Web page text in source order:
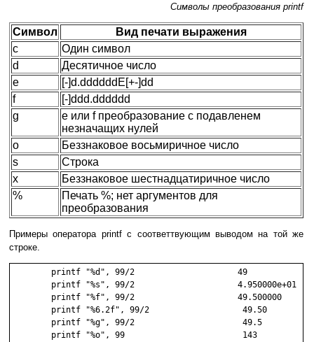
Символы преобразования printf
Символ
Вид печати выражения
c
Один символ
d
Десятичное число
e
[-]d.ddddddE[+-]dd
f
[-]ddd.dddddd
g
e или f преобразование с подавленем
незначащих нулей
o
Беззнаковое восьмиричное число
s
Строка
x
Беззнаковое шестнадцатиричное число
%
Печать %; нет аргументов для
преобразования
Примеры оператора printf с соответтвующим выводом на той же
строке.
        printf "%d", 99/2                     49
        printf "%s", 99/2                     4.950000e+01
        printf "%f", 99/2                     49.500000
        printf "%6.2f", 99/2                   49.50
        printf "%g", 99/2                      49.5
        printf "%o", 99                        143